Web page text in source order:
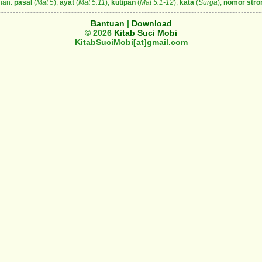
pasal (Mat 5); ayat(Mat 5:11); kutipan(Mat 5:1-12); kata(Surga); nomor
Bantuan | Download
© 2026 Kitab Suci Mobi
KitabSuciMobi[at]gmail.com